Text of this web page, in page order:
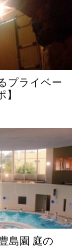
プライベー
島園 庭の